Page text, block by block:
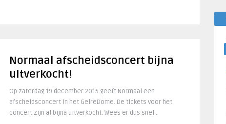
Normaal afscheidsconcert bijna
uitverkocht!
Op zaterdag 19 december 2015 geeft Normaal een
afscheidsconcert in het GelreDome. De tickets voor het
concert zijn al bijna uitverkocht. Wees er dus snel ..